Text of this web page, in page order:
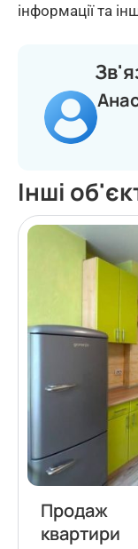
інформації та
Інші
Продаж
квартири